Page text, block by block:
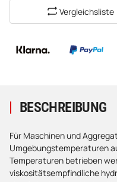
Vergleichsliste
BESCHREIBUNG
Für Maschinen und
Umgebungstemperaturen
Temperaturen betrieben
viskositätsempfindliche